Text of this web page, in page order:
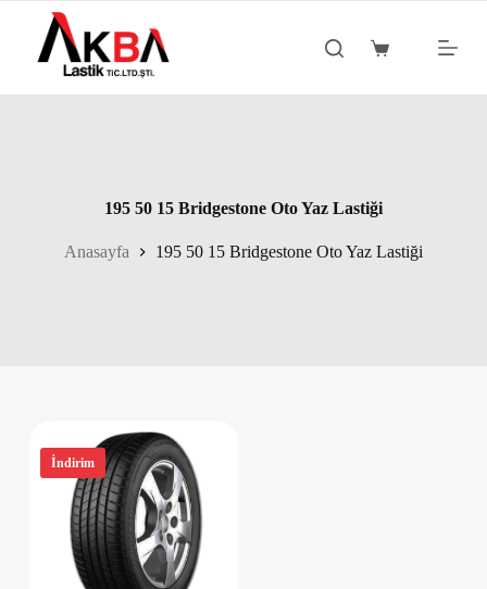
Shopping
195 50 15 Bridgestone Oto Yaz Lastiği
Anasayfa 195 50 15 Bridgestone Oto Yaz Lastiği
İndirim